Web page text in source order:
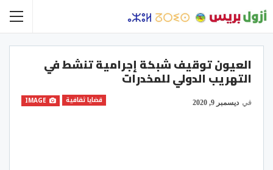
العيون توقيف شبكة إجرامية تنشط في
التهريب الدولي للمخدرات
قضايا ثقافية في ديسمبر 9, 2020